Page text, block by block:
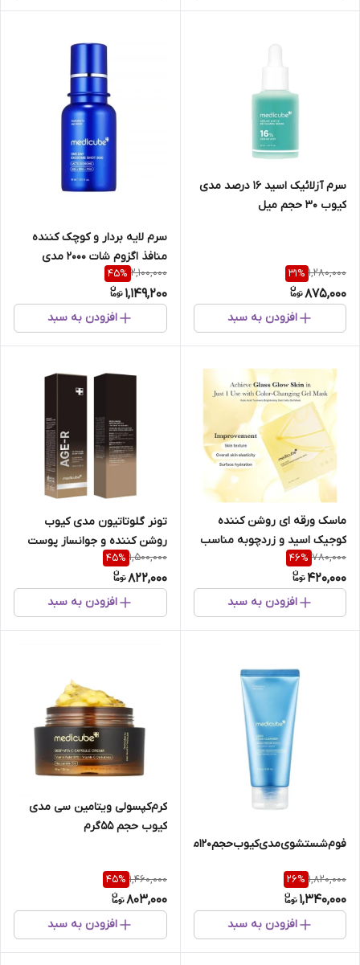
سرم آزلائیک اسید 16 درصد مدی
کیوب 30 حجم میل
1,280,000
31%
875,000
افزودن به سبد
سرم لایه بردار و کوچک کننده
منافذ اگزوم شات 2000 مدی
کیوب حجم 30 میل
2,100,000
45%
1,149,200
افزودن به سبد
ماسک ورقه ای روشن کننده
کوجیک اسید و زردچوبه مناسب
گرم تک عددی
780,000
46%
420,000
افزودن به سبد
تونر گلوتاتیون مدی کیوب
روشن کننده و جوانساز پوست
حجم 140 میل
1,500,000
45%
822,000
افزودن به سبد
فوم‌شستشوی‌مدی‌کیوب‌حجم120میل
1,820,000
26%
1,340,000
افزودن به سبد
کرم‌کپسولی ویتامین سی مدی
کیوب حجم 55گرم
1,460,000
45%
803,000
افزودن به سبد